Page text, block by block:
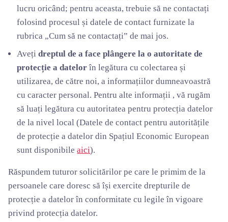
lucru oricând; pentru aceasta, trebuie să ne contactați
folosind procesul și datele de contact furnizate la
rubrica „Cum să ne contactați” de mai jos.
Avețidreptul de a face plângere la o autoritate de
protecție a datelorîn legătura cu colectarea și
utilizarea, de către noi, a informațiilor dumneavoastră
cu caracter personal. Pentru alte informații , vă rugăm
să luați legătura cu autoritatea pentru protecția datelor
de la nivel local (Datele de contact pentru autoritățile
de protecție a datelor din Spațiul Economic European
sunt disponibileaici).
Răspundem tuturor solicitărilor pe care le primim de la
persoanele care doresc să își exercite drepturile de
protecție a datelor în conformitate cu legile în vigoare
privind protecția datelor.